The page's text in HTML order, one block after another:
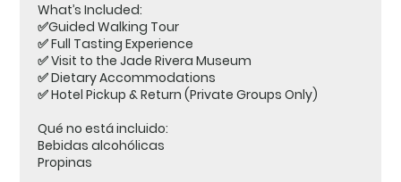
What’s Included:
✅Guided Walking Tour
✅ Full Tasting Experience
✅ Visit to the Jade Rivera Museum
✅ Dietary Accommodations
✅ Hotel Pickup & Return (Private Groups Only)
Qué no está incluido:
Bebidas alcohólicas
Propinas